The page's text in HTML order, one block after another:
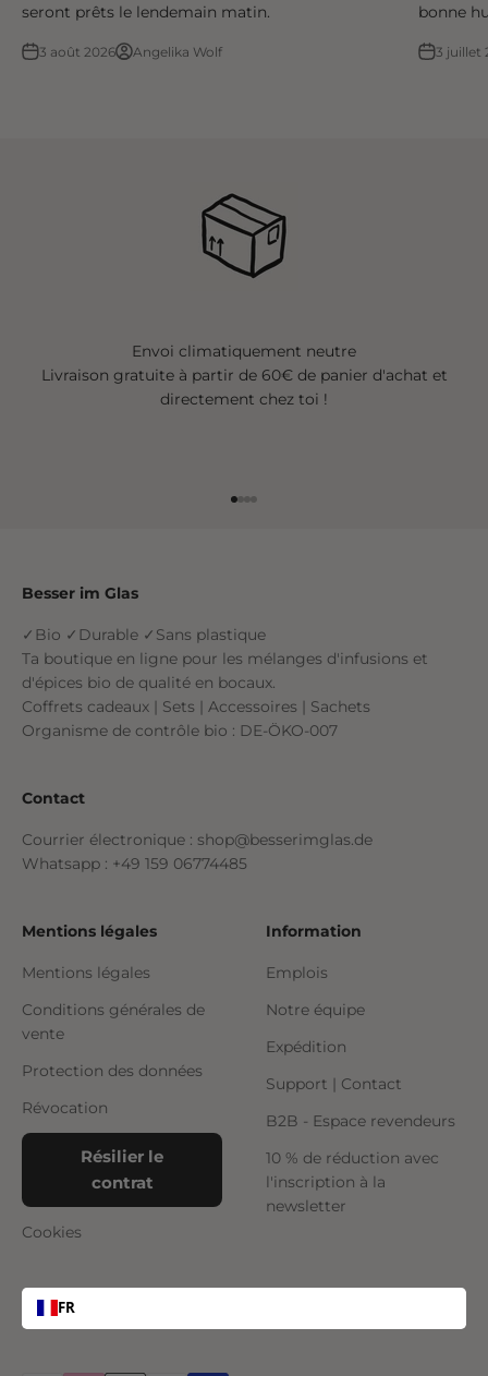
seront prêts le lendemain matin.
3 août 2026 Angelika Wolf
bonne
3 juillet
Envoi climatiquement neutre
Livraison gratuite à partir de 60€ de panier d'achat et
directement chez toi !
Besser im Glas
✓Bio ✓Durable ✓Sans plastique
Ta boutique en ligne pour les mélanges d'infusions et
d'épices bio de qualité en bocaux.
Coffrets cadeaux | Sets | Accessoires | Sachets
Organisme de contrôle bio : DE-ÖKO-007
Contact
Courrier électronique : shop@besserimglas.de
Whatsapp : +49 159 06774485
Mentions légales
Mentions légales
Conditions générales de
vente
Protection des données
Révocation
Résilier le
contrat
Cookies
Information
Emplois
Notre équipe
Expédition
Support | Contact
B2B - Espace revendeurs
10 % de réduction avec
l'inscription à la
newsletter
FR